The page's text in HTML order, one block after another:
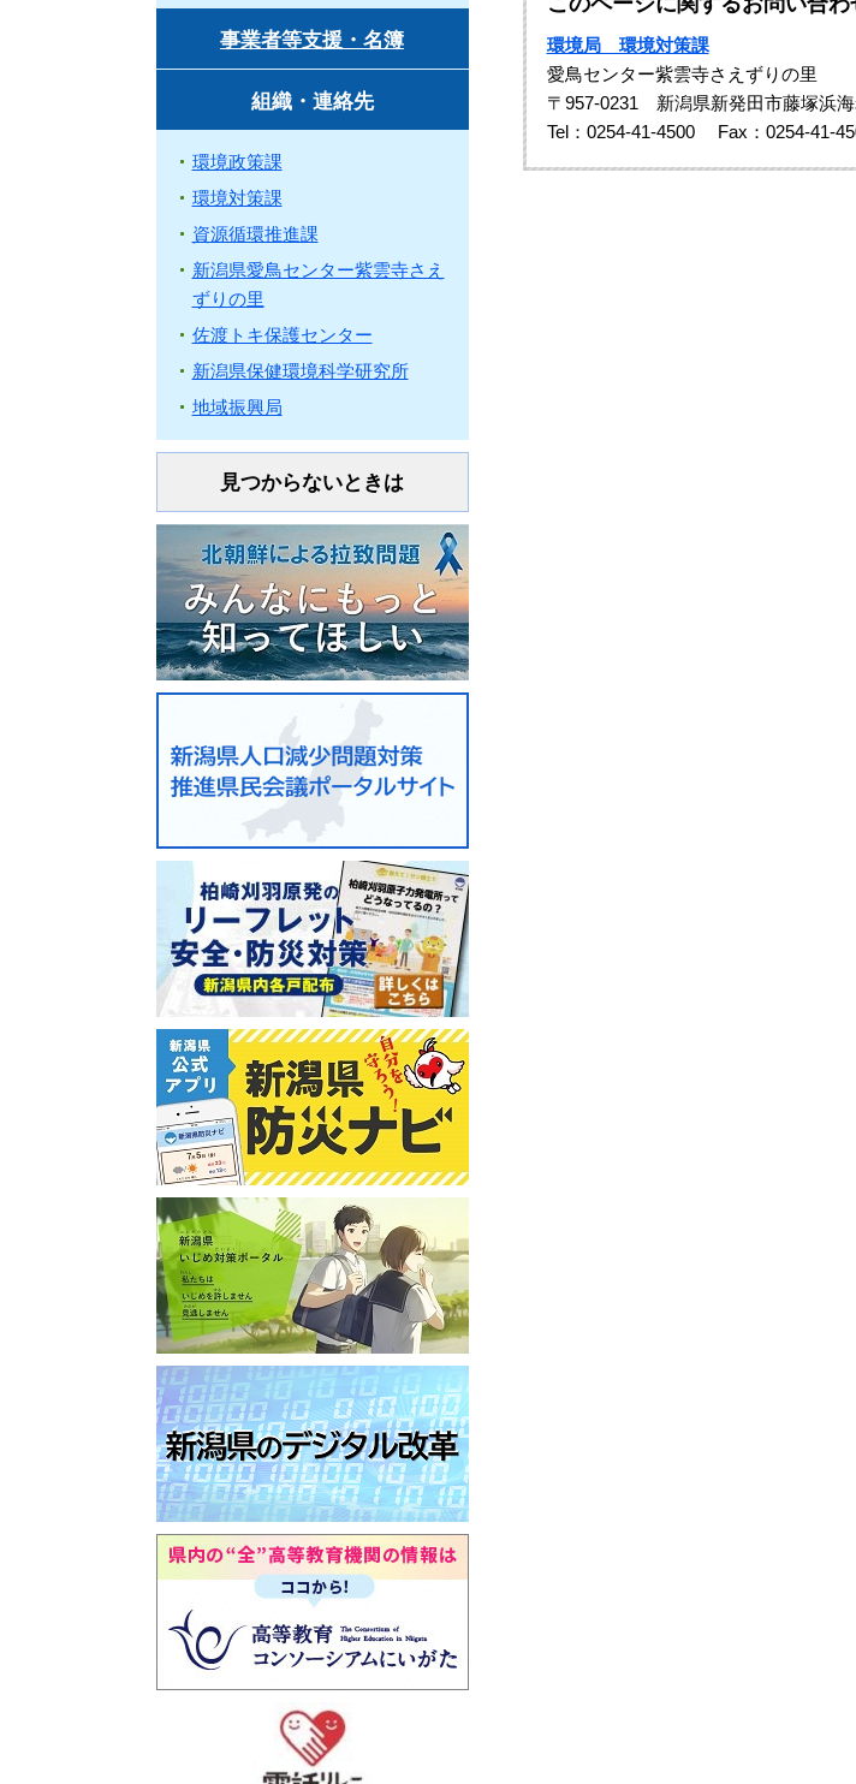
環境局 環境対策課
愛鳥センター紫雲寺さえずりの里
〒957-0231 新潟県新発田市藤塚浜
Tel：0254-41-4500
Fax：0254-41-
事業者等支援・名簿
組織・連絡先
環境政策課
環境対策課
資源循環推進課
新潟県愛鳥センター紫雲寺さえ
ずりの里
佐渡トキ保護センター
新潟県保健環境科学研究所
地域振興局
見つからないときは